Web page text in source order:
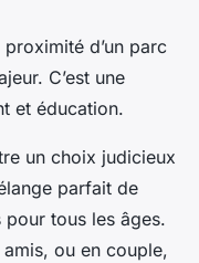
d’un parc
C’est une
et éducation.
un choix judicieux
parfait de
tous les âges.
ou en couple,